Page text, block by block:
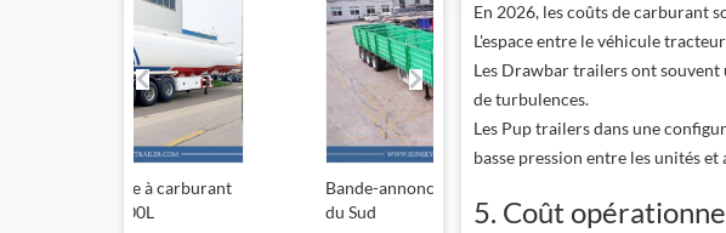
Bande-annonce de l'Afrique
13,6 m
En 2026, les coûts de carburant
L'espace entre le véhicule
Les Drawbar trailers ont souvent
de turbulences.
Les Pup trailers dans une
basse pression entre les unités
5. Coût